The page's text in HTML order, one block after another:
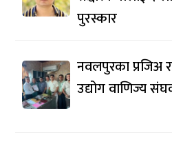
पुरस्कार
नवलपुरका प्रजिअ
उद्योग वाणिज्य